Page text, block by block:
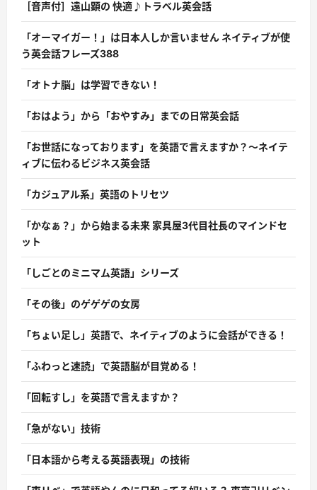
［音声付］遠山顕の 快適♪トラベル英会話
「オーマイガー！」は日本人しか言いません ネイティブが使
う英会話フレーズ388
「オトナ脳」は学習できない！
「おはよう」から「おやすみ」までの日常英会話
「お世話になっております」を英語で言えますか？〜ネイテ
ィブに伝わるビジネス英会話
「カジュアル系」英語のトリセツ
「かなぁ？」から始まる未来 家具屋3代目社長のマインドセ
ット
「しごとのミニマム英語」シリーズ
「その後」のゲゲゲの女房
「ちょい足し」英語で、ネイティブのように会話ができる！
「ふわっと速読」で英語脳が目覚める！
「回転すし」を英語で言えますか？
「急がない」技術
「日本語から考える英語表現」の技術